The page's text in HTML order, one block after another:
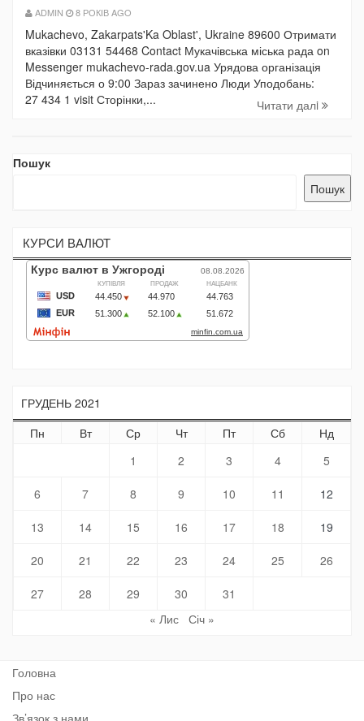
ADMIN 8 РОКІВ AGO
Mukachevo, Zakarpats'Ka Oblast', Ukraine 89600 Отримати
вказівки 03131 54468 Contact Мукачівська міська рада on
Messenger mukachevo-rada.gov.ua Урядова організація
Відчиняється о 9:00 Зараз зачинено Люди Уподобань:
27 434 1 visit Сторінки,...
Читати далi
Пошук
Пошук
КУРСИ ВАЛЮТ
ГРУДЕНЬ 2021
Пн
Вт Ср Чт Пт Сб
Нд
1
2 3 4 5
6 7 8 9 10 11 12
13 14 15 16 17 18 19
20 21 22 23 24 25 26
27 28 29 30
31
« Лис Січ »
Головна
Про нас
Зв’язок з нами